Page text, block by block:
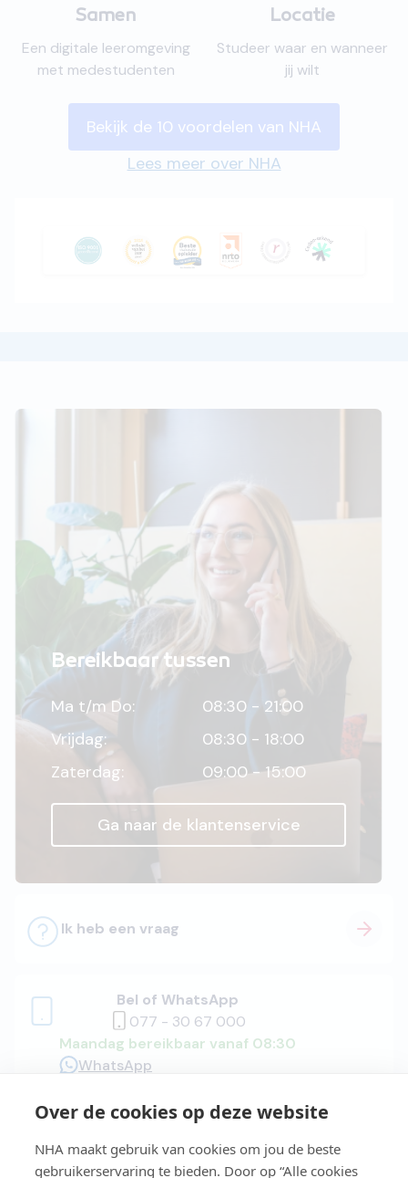
Over de cookies op deze website
NHA maakt gebruik van cookies om jou de beste
gebruikerservaring te bieden. Door op “Alle cookies
Samen
Een digitale leeromgeving
met medestudenten
Locatie
Studeer waar en wanneer
jij wilt
Bekijk de 10 voordelen van NHA
Lees meer over NHA
Bereikbaar tussen
Ma t/m Do:
08:30 - 21:00
Vrijdag:
08:30 - 18:00
Zaterdag:
09:00 - 15:00
Ga naar de klantenservice
Ik heb een vraag
Bel of WhatsApp
077 - 30 67 000
Maandag bereikbaar vanaf 08:30
WhatsApp